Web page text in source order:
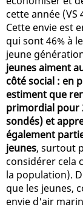
cette année (VS
Cette envie est
qui sont 46% à
jeune
jeunes aiment
côté social : en
estiment que
primordial pour
sondés) et
également
jeunes, surtout
considérer cela
la population).
que les jeunes,
envie d'air